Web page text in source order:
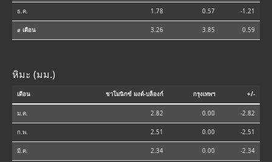
ธ.ค. 1.78 0.57 -1.21
⌀ เดือน 3.26 3.85 0.59
หิมะ (มม.)
เดือน ชาโมนิกซ์ มงต์-บล็องก์ กรุงเทพฯ +/-
ม.ค. 2.82 0.00 -2.82
ก.พ. 2.51 0.00 -2.51
มี.ค. 2.34 0.00 -2.34